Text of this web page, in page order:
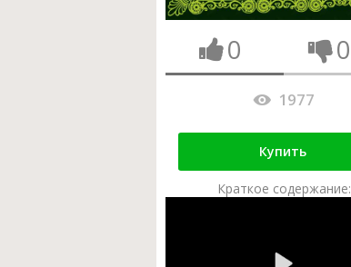
0 0
1977
Купить
Краткое содержание: